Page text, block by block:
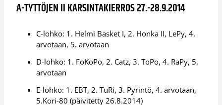
A-TYTTÖJEN II KARSINTAKIERROS 27.-28.9.2014
C-lohko: 1. Helmi Basket I, 2. Honka II, LePy, 4.
arvotaan, 5. arvotaan
D-lohko: 1. FoKoPo, 2. Catz, 3. ToPo, 4. RaPy, 5.
arvotaan
E-lohko: 1. EBT, 2. TuRi, 3. Pyrintö, 4. arvotaan,
5.Kori-80 (päivitetty 26.8.2014)